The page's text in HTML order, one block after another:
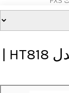
ویپ گیتوی گرنداستریم مدل HT818 |